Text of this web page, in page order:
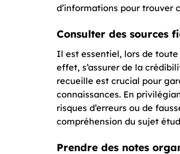
d’informations pour trouver
Consulter des sources
Il est essentiel, lors de
effet, s’assurer de la
recueille est crucial pour
connaissances. En
risques d’erreurs ou de
compréhension du sujet
Prendre des notes